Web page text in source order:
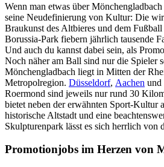
Wenn man etwas über
seine Neudefinierung von Kultur: Die
Braukunst des Altbieres und dem
Borussia-Park fiebern jährlich tausende
Und auch du kannst dabei sein, als
Noch näher am Ball sind nur die Spieler
Mönchengladbach liegt in Mitten der
Metropolregion. Düsseldorf, Aachen und
Roermond sind jeweils nur rund 30
bietet neben der erwähnten Sport-Kultur
historische Altstadt und eine
Skulpturenpark lässt es sich herrlich von
Promotionjobs im Herzen von